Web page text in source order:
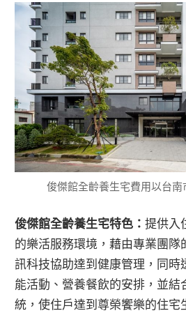
俊傑館全齡養生宅費用以台
俊傑館全齡養生宅特色：提供入
的樂活服務環境，藉由專業團隊
訊科技協助達到健康管理，同時
能活動、營養餐飲的安排，並結
統，使住戶達到尊榮饗樂的住宅